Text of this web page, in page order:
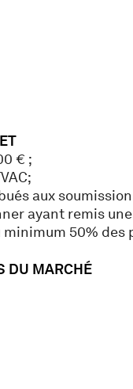
€ ;
aux
ayant remis
50% des
DU MARCHÉ